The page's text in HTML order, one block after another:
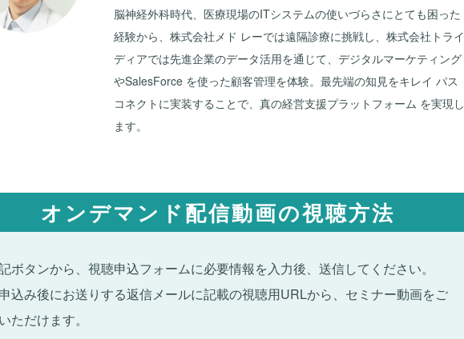
脳神経外科時代、医療現場のITシステムの使いづらさにとても困った
経験から、株式会社メド レーでは遠隔診療に挑戦し、株式会社トライ
ディアでは先進企業のデータ活用を通じて、デジタルマーケティング
やSalesForce を使った顧客管理を体験。最先端の知見をキレイ パス
コネクトに実装することで、真の経営支援プラットフォーム を実現し
ます。
オンデマンド配信動画の視聴方法
ボタンから、視聴申込フォームに必要情報を入力後、送信してください。
込み後にお送りする返信メールに記載の視聴用URLから、セミナー動画をご
ただけます。